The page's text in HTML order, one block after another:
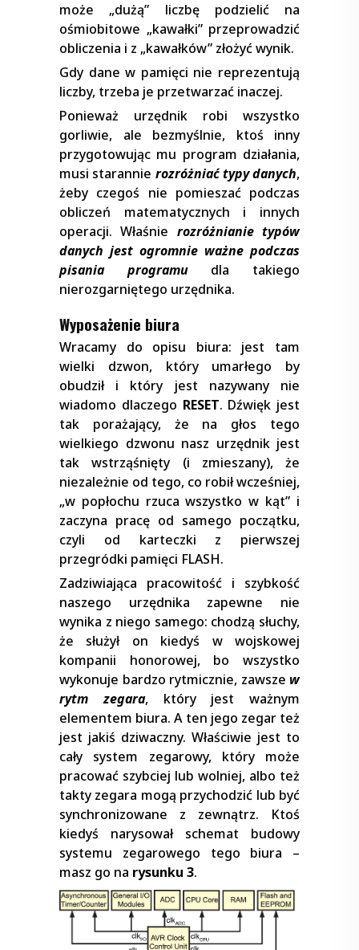
może „dużą” liczbę podzielić na
ośmiobitowe „kawałki” przeprowadzić
obliczenia i z „kawałków” złożyć wynik.
Gdy dane w pamięci nie reprezentują
liczby, trzeba je przetwarzać inaczej.
Ponieważ urzędnik robi wszystko
gorliwie, ale bezmyślnie, ktoś inny
przygotowując mu program działania,
musi starannie rozróżniać typy danych,
żeby czegoś nie pomieszać podczas
obliczeń matematycznych i innych
operacji. Właśnie rozróżnianie typów
danych jest ogromnie ważne podczas
pisania programudla takiego
nierozgarniętego urzędnika.
Wyposażenie biura
Wracamy do opisu biura: jest tam
wielki dzwon, który umarłego by
obudził i który jest nazywany nie
wiadomo dlaczego RESET. Dźwięk jest
tak porażający, że na głos tego
wielkiego dzwonu nasz urzędnik jest
tak wstrząśnięty (i zmieszany), że
niezależnie od tego, co robił wcześniej,
„w popłochu rzuca wszystko w kąt” i
zaczyna pracę od samego początku,
czyli od karteczki z pierwszej
przegródki pamięci FLASH.
Zadziwiająca pracowitość i szybkość
naszego urzędnika zapewne nie
wynika z niego samego: chodzą słuchy,
że służył on kiedyś w wojskowej
kompanii honorowej, bo wszystko
wykonuje bardzo rytmicznie, zawsze w
rytm zegara, który jest ważnym
elementem biura. A ten jego zegar też
jest jakiś dziwaczny. Właściwie jest to
cały system zegarowy, który może
pracować szybciej lub wolniej, albo też
takty zegara mogą przychodzić lub być
synchronizowane z zewnątrz. Ktoś
kiedyś narysował schemat budowy
systemu zegarowego tego biura –
masz go na rysunku 3.